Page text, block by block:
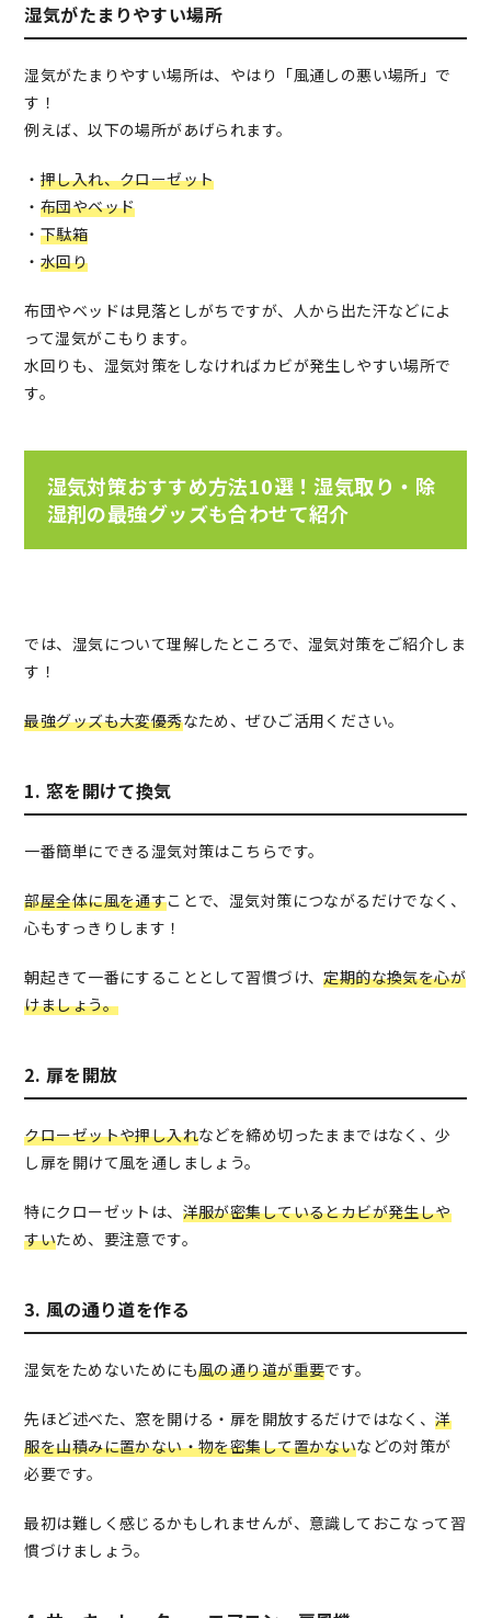
湿気がたまりやすい場所
湿気がたまりやすい場所は、やはり「風通しの悪い場所」で
す！
例えば、以下の場所があげられます。
・ 押し入れ、クローゼット
・ 布団やベッド
・ 下駄箱
・ 水回り
布団やベッドは見落としがちですが、人から出た汗などによ
って湿気がこもります。
水回りも、湿気対策をしなければカビが発生しやすい場所で
す。
湿気対策おすすめ方法10選！湿気取り・除
湿剤の最強グッズも合わせて紹介
では、湿気について理解したところで、湿気対策をご紹介しま
す！
最強グッズも大変優秀なため、ぜひご活用ください。
1. 窓を開けて換気
一番簡単にできる湿気対策はこちらです。
部屋全体に風を通すことで、湿気対策につながるだけでなく、
心もすっきりします！
朝起きて一番にすることとして習慣づけ、定期的な換気を心が
けましょう。
2. 扉を開放
クローゼットや押し入れなどを締め切ったままではなく、少
し扉を開けて風を通しましょう。
特にクローゼットは、 洋服が密集しているとカビが発生しや
すいため、要注意です。
3. 風の通り道を作る
湿気をためないためにも風の通り道が重要です。
先ほど述べた、窓を開ける・扉を開放するだけではなく、洋
服を山積みに置かない・物を密集して置かないなどの対策が
必要です。
最初は難しく感じるかもしれませんが、意識しておこなって習
慣づけましょう。